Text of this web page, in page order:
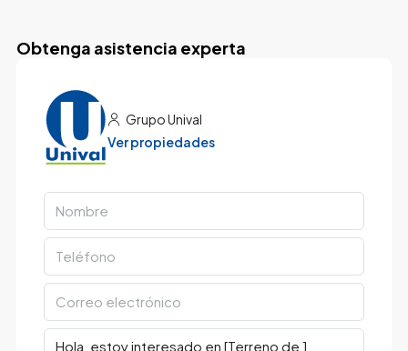
Obtenga asistencia experta
Grupo Unival
Ver propiedades